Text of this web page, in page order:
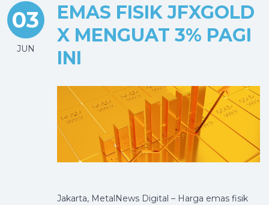
03
JUN
EMAS FISIK JFXGOLD
X MENGUAT 3% PAGI
INI
Jakarta, MetalNews Digital – Harga emas fisik